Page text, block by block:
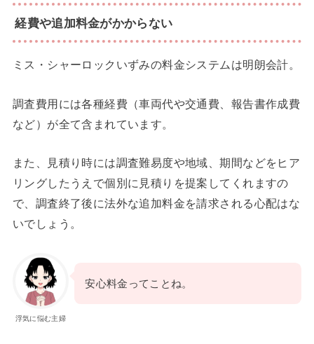
経費や追加料金がかからない
ミス・シャーロックいずみの料金システムは明朗会計。
調査費用には各種経費（車両代や交通費、報告書作成費
など）が全て含まれています。
また、見積り時には調査難易度や地域、期間などをヒア
リングしたうえで個別に見積りを提案してくれますの
で、調査終了後に法外な追加料金を請求される心配はな
いでしょう。
浮気に悩む主婦
安心料金ってことね。